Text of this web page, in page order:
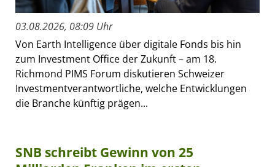
03.08.2026, 08:09 Uhr
Von Earth Intelligence über digitale Fonds bis hin
zum Investment Office der Zukunft – am 18.
Richmond PIMS Forum diskutieren Schweizer
Investmentverantwortliche, welche Entwicklungen
die Branche künftig prägen...
SNB schreibt Gewinn von 25